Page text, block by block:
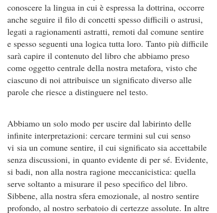
conoscere la lingua in cui è espressa la dottrina, occorre
anche seguire il filo di concetti spesso difficili o astrusi,
legati a ragionamenti astratti, remoti dal comune sentire
e spesso seguenti una logica tutta loro. Tanto più difficile
sarà capire il contenuto del libro che abbiamo preso
come oggetto centrale della nostra metafora, visto che
ciascuno di noi attribuisce un significato diverso alle
parole che riesce a distinguere nel testo.
Abbiamo un solo modo per uscire dal labirinto delle
infinite interpretazioni: cercare termini sul cui senso
vi sia un comune sentire, il cui significato sia accettabile
senza discussioni, in quanto evidente di per sé. Evidente,
si badi, non alla nostra ragione meccanicistica: quella
serve soltanto a misurare il peso specifico del libro.
Sibbene, alla nostra sfera emozionale, al nostro sentire
profondo, al nostro serbatoio di certezze assolute. In altre